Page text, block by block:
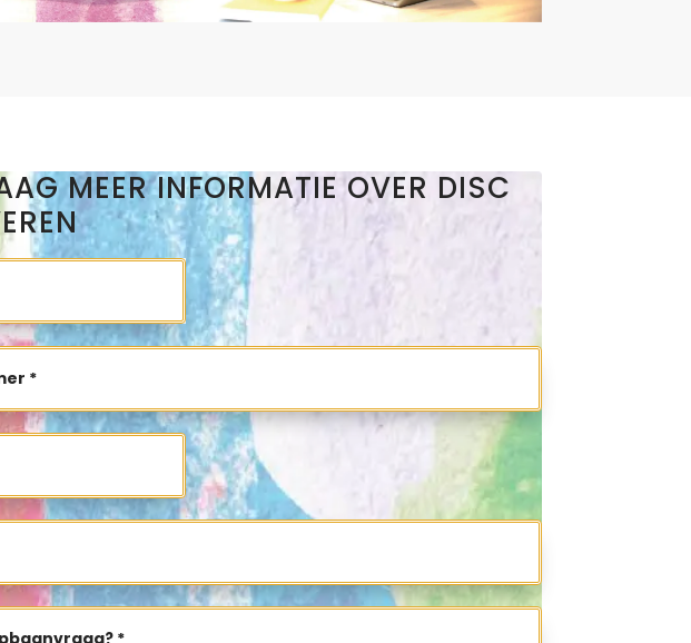
MEER INFORMATIE OVER DISC